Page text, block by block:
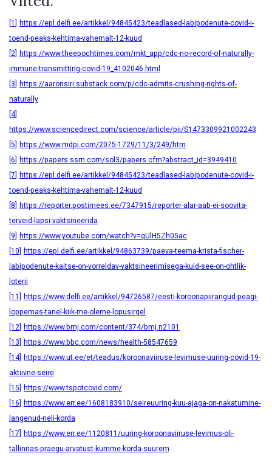
[1]
https://epl.delfi.ee/artikkel/94845423/teadlased-labipodenute-covid-i-
toend-peaks-kehtima-vahemalt-12-kuud
[2]
https://www.theepochtimes.com/mkt_app/cdc-no-record-of-naturally-
immune-transmitting-covid-19_4102046.html
[3]
https://aaronsiri.substack.com/p/cdc-admits-crushing-rights-of-
naturally
[4]
https://www.sciencedirect.com/science/article/pii/S1473309921002243
[5]
https://www.mdpi.com/2075-1729/11/3/249/htm
[6]
https://papers.ssrn.com/sol3/papers.cfm?abstract_id=3949410
[7]
https://epl.delfi.ee/artikkel/94845423/teadlased-labipodenute-covid-i-
toend-peaks-kehtima-vahemalt-12-kuud
[8]
https://reporter.postimees.ee/7347915/reporter-alar-aab-ei-soovita-
terveid-lapsi-vaktsineerida
[9]
https://www.youtube.com/watch?v=qUlH5Zh05ac
[10]
https://epl.delfi.ee/artikkel/94863739/paeva-teema-krista-fischer-
labipodenute-kaitse-on-vorreldav-vaktsineerimisega-kuid-see-on-ohtlik-
loterii
[11]
https://www.delfi.ee/artikkel/94726587/eesti-koroonapiirangud-peagi-
loppemas-tanel-kiik-me-oleme-lopusirgel
[12]
https://www.bmj.com/content/374/bmj.n2101
[13]
https://www.bbc.com/news/health-58547659
[14] https://www.ut.ee/et/teadus/koroonaviiruse-levimuse-uuring-covid-19-
aktiivne-seire
[15]
https://www.tspotcovid.com/
[16]
https://www.err.ee/1608183910/seireuuring-kuu-ajaga-on-nakatumine-
langenud-neli-korda
[17]
https://www.err.ee/1120811/uuring-koroonaviiruse-levimus-oli-
tallinnas-praegu-arvatust-kumme-korda-suurem